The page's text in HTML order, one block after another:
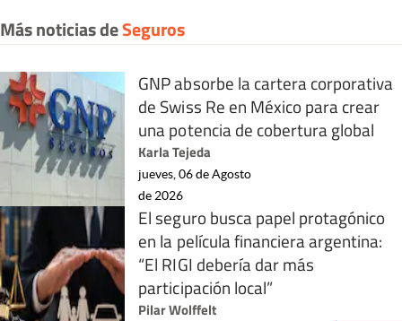
Más noticias deSeguros
GNP absorbe la cartera corporativa
de Swiss Re en México para crear
una potencia de cobertura global
Karla Tejeda
jueves, 06 de Agosto
de 2026
El seguro busca papel protagónico
en la película financiera argentina:
“El RIGI debería dar más
participación local”
Pilar Wolffelt